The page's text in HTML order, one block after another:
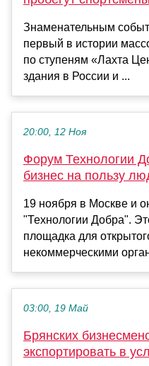
Знаменательным
первый в истории
по ступеням «Лахта
здания в России и ...
20:00, 12 Ноя
Форум Технологии
бизнес на пользу
19 ноября в Москве и
"Технологии Добра".
площадка для
некоммерческими
03:00, 19 Май
Брянских
экспортировать в